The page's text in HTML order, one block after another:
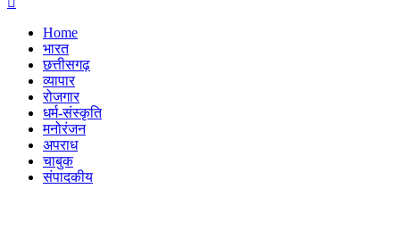
Home
भारत
छत्तीसगढ़
व्यापार
रोजगार
धर्म-संस्कृति
मनोरंजन
अपराध
चाबुक
संपादकीय